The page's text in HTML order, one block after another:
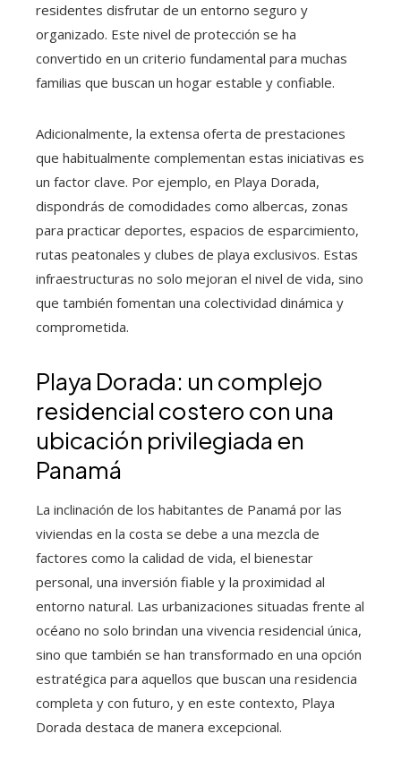
residentes disfrutar de un entorno seguro y
organizado. Este nivel de protección se ha
convertido en un criterio fundamental para muchas
familias que buscan un hogar estable y confiable.
Adicionalmente, la extensa oferta de prestaciones
que habitualmente complementan estas iniciativas es
un factor clave. Por ejemplo, en Playa Dorada,
dispondrás de comodidades como albercas, zonas
para practicar deportes, espacios de esparcimiento,
rutas peatonales y clubes de playa exclusivos. Estas
infraestructuras no solo mejoran el nivel de vida, sino
que también fomentan una colectividad dinámica y
comprometida.
Playa Dorada: un complejo
residencial costero con una
ubicación privilegiada en
Panamá
La inclinación de los habitantes de Panamá por las
viviendas en la costa se debe a una mezcla de
factores como la calidad de vida, el bienestar
personal, una inversión fiable y la proximidad al
entorno natural. Las urbanizaciones situadas frente al
océano no solo brindan una vivencia residencial única,
sino que también se han transformado en una opción
estratégica para aquellos que buscan una residencia
completa y con futuro, y en este contexto, Playa
Dorada destaca de manera excepcional.